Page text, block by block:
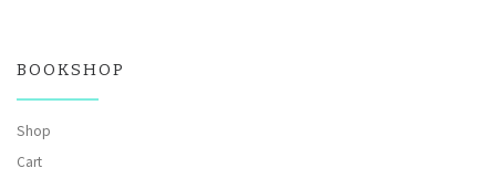
BOOKSHOP
Shop
Cart